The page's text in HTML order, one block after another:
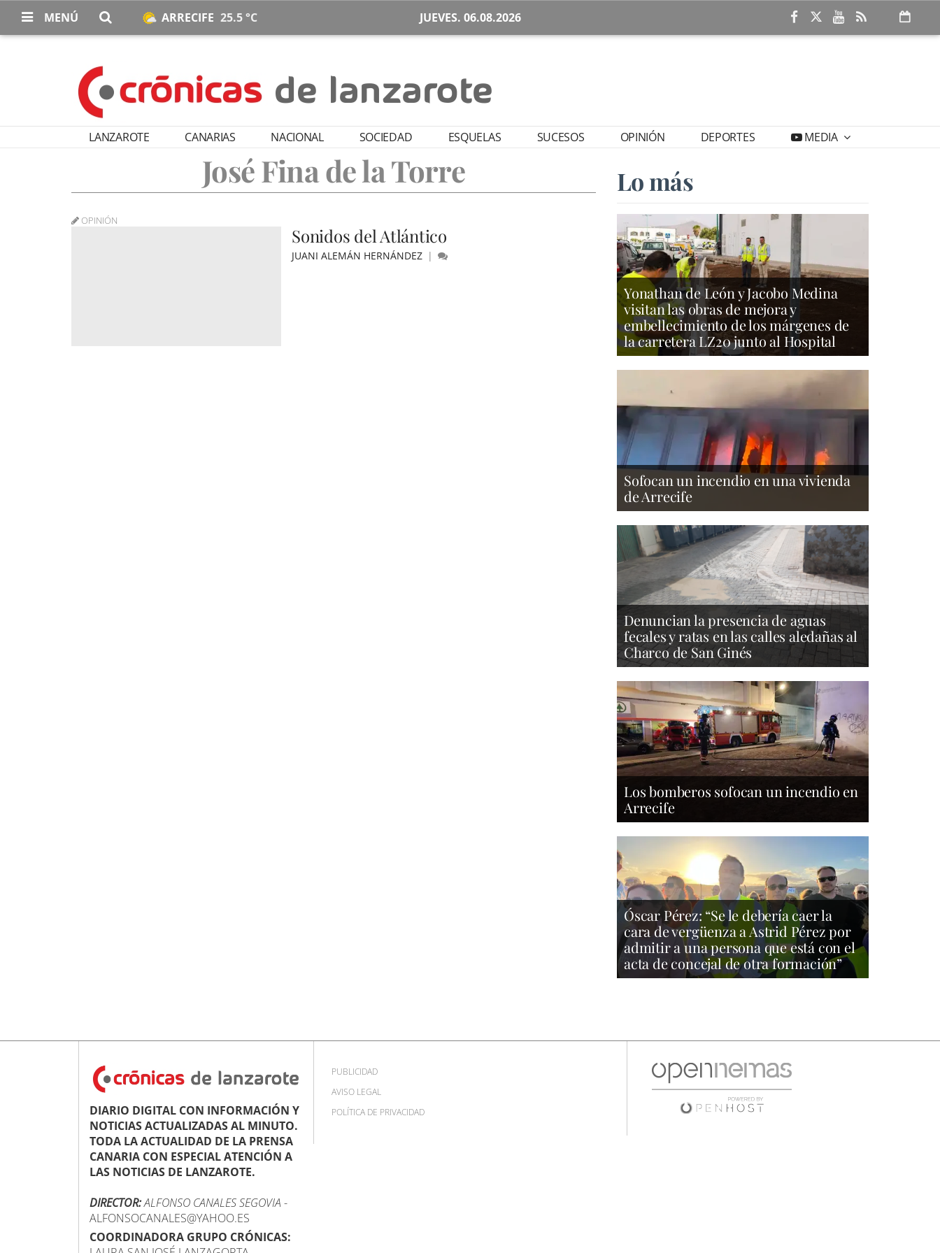
MENÚ ARRECIFE 25.5 °C JUEVES. 06.08.2026
LANZAROTE CANARIAS NACIONAL SOCIEDAD ESQUELAS SUCESOS OPINIÓN DEPORTES MEDIA
José Fina de la Torre
OPINIÓN
Sonidos del Atlántico
JUANI ALEMÁN HERNÁNDEZ
Lo más
Yonathan de León y Jacobo Medina
visitan las obras de mejora y
embellecimiento de los márgenes de
la carretera LZ20 junto al Hospital
Sofocan un incendio en una vivienda
de Arrecife
Denuncian la presencia de aguas
fecales y ratas en las calles aledañas al
Charco de San Ginés
Los bomberos sofocan un incendio en
Arrecife
Óscar Pérez: “Se le debería caer la
cara de vergüenza a Astrid Pérez por
admitir a una persona que está con el
acta de concejal de otra formación”
DIARIO DIGITAL CON INFORMACIÓN Y
NOTICIAS ACTUALIZADAS AL MINUTO.
TODA LA ACTUALIDAD DE LA PRENSA
CANARIA CON ESPECIAL ATENCIÓN A
LAS NOTICIAS DE LANZAROTE.
DIRECTOR:ALFONSO CANALES SEGOVIA -
ALFONSOCANALES@YAHOO.ES
COORDINADORA GRUPO CRÓNICAS:
PUBLICIDAD
AVISO LEGAL
POLÍTICA DE PRIVACIDAD